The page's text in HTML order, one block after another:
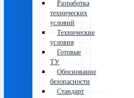
Разработка
технических
условий
Технические
условия
Готовые
ТУ
Обоснование
безопасности
Стандарт